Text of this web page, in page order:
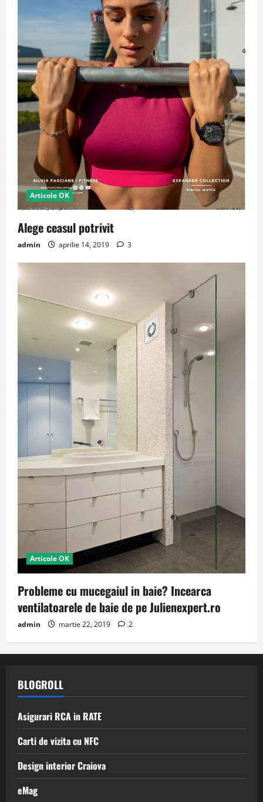
Articole OK
Alege ceasul potrivit
admin aprilie 14, 2019 3
Articole OK
Probleme cu mucegaiul in baie? Incearca
ventilatoarele de baie de pe Julienexpert.ro
admin martie 22, 2019 2
BLOGROLL
Asigurari RCA in RATE
Carti de vizita cu NFC
Design interior Craiova
eMag